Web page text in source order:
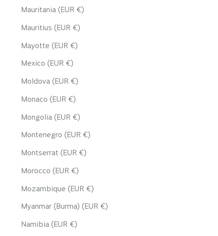
Mauritania (EUR €)
Mauritius (EUR €)
Mayotte (EUR €)
Mexico (EUR €)
Moldova (EUR €)
Monaco (EUR €)
Mongolia (EUR €)
Montenegro (EUR €)
Montserrat (EUR €)
Morocco (EUR €)
Mozambique (EUR €)
Myanmar (Burma) (EUR €)
Namibia (EUR €)